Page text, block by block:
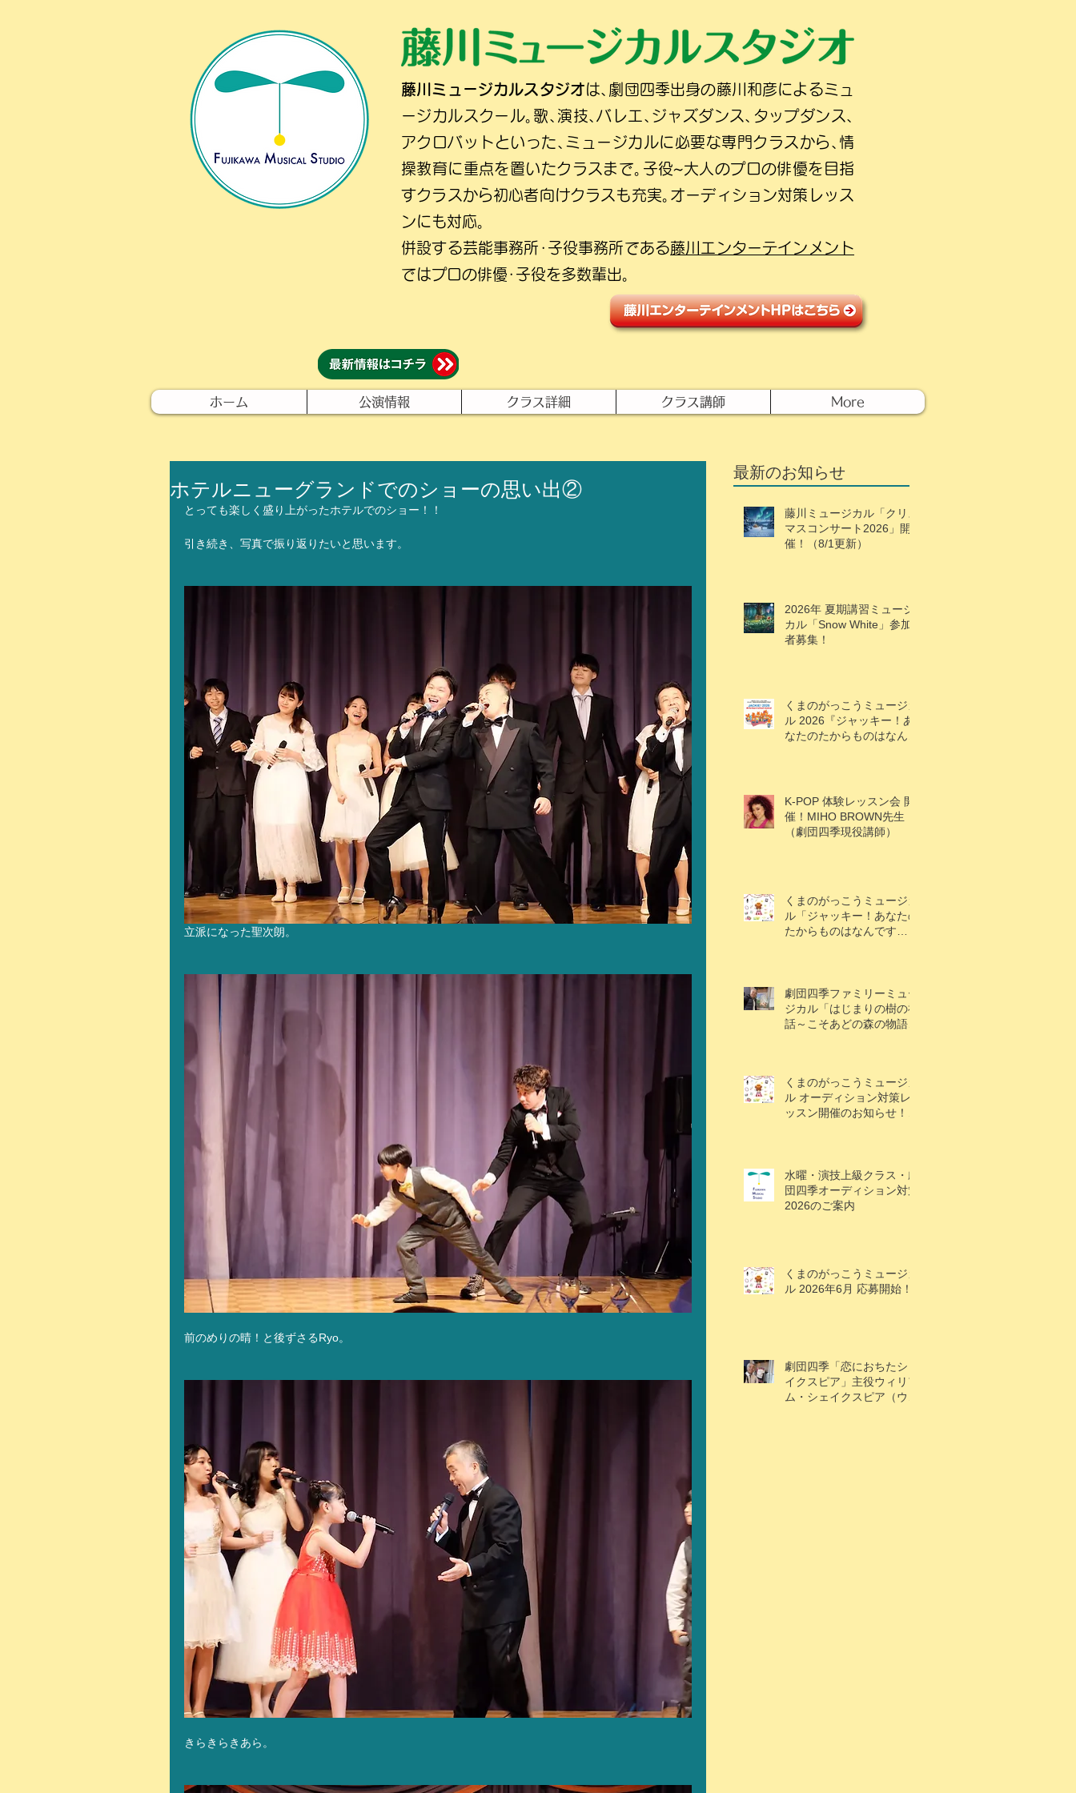
藤川ミュージカルスタジオは､劇団四季出身の藤川和彦によるミュ
ージカルスクール｡歌､演技､バレエ､ジャズダンス､タップダンス､
アクロバットといった､ミュージカルに必要な専門クラスから､情
操教育に重点を置いたクラスまで｡子役~大人のプロの俳優を目指
すクラスから初心者向けクラスも充実｡オーディション対策レッス
ンにも対応｡
併設する芸能事務所･子役事務所である藤川エンターテインメント
ではプロの俳優･子役を多数輩出｡
ホーム 公演情報 クラス詳細 クラス講師 More
ホテルニューグランドでのショーの思い出②
とっても楽しく盛り上がったホテルでのショー！！
引き続き、写真で振り返りたいと思います。
立派になった聖次朗。
前のめりの晴！と後ずさるRyo。
きらきらきあら。
最新のお知らせ
藤川ミュージカル「クリス
マスコンサート2026」開
催！（8/1更新）
2026年 夏期講習ミュージ
カル「Snow White」参加
者募集！
くまのがっこうミュージカ
ル 2026『ジャッキー！あ
なたのたからものはなんで
K-POP 体験レッスン会 開
催！MIHO BROWN先生
（劇団四季現役講師）
くまのがっこうミュージカ
ル「ジャッキー！あなたの
たからものはなんです
劇団四季ファミリーミュー
ジカル「はじまりの樹の神
話～こそあどの森の物語
くまのがっこうミュージカ
ル オーディション対策レ
ッスン開催のお知らせ！
水曜・演技上級クラス・劇
団四季オーディション対策
2026のご案内
くまのがっこうミュージカ
ル 2026年6月 応募開始！
劇団四季「恋におちたシェ
イクスピア」主役ウィリア
ム・シェイクスピア（ウィ